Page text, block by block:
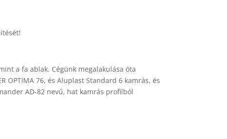
a fa ablak. Cégünk megalakulása óta
OPTIMA 76, és Aluplast Standard 6 kamrás, és
AD-82 nevű, hat kamrás profilból